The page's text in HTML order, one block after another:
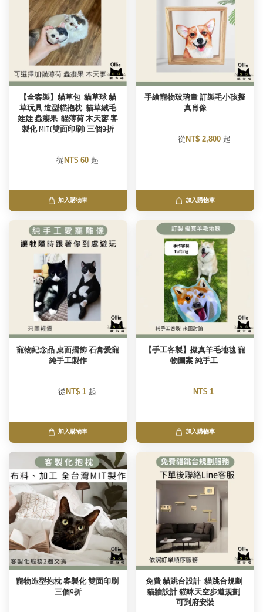
【全客製】貓草包  貓草球 貓
草玩具 造型貓抱枕  貓草絨毛
娃娃 蟲癭果  貓薄荷 木天寥 客
製化 MIT(雙面印刷) 三個9折
        從
NT$ 60 起
加入購物車
手繪寵物玻璃畫 訂製毛小孩擬
真肖像
        從
NT$ 2,800 起
加入購物車
寵物紀念品 桌面擺飾 石膏愛寵
純手工製作
        從
NT$ 1 起
加入購物車
【手工客製】擬真羊毛地毯 寵
物圖案 純手工
NT$ 1
加入購物車
寵物造型抱枕 客製化 雙面印刷
三個9折
免費 貓跳台設計  貓跳台規劃
貓牆設計 貓咪天空步道規劃
可到府安裝